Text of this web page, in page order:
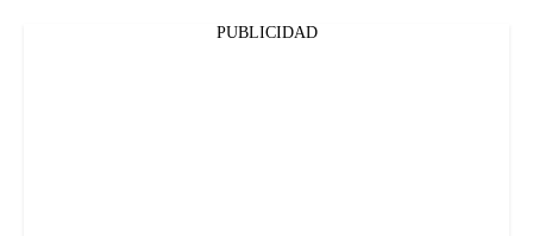
PUBLICIDAD